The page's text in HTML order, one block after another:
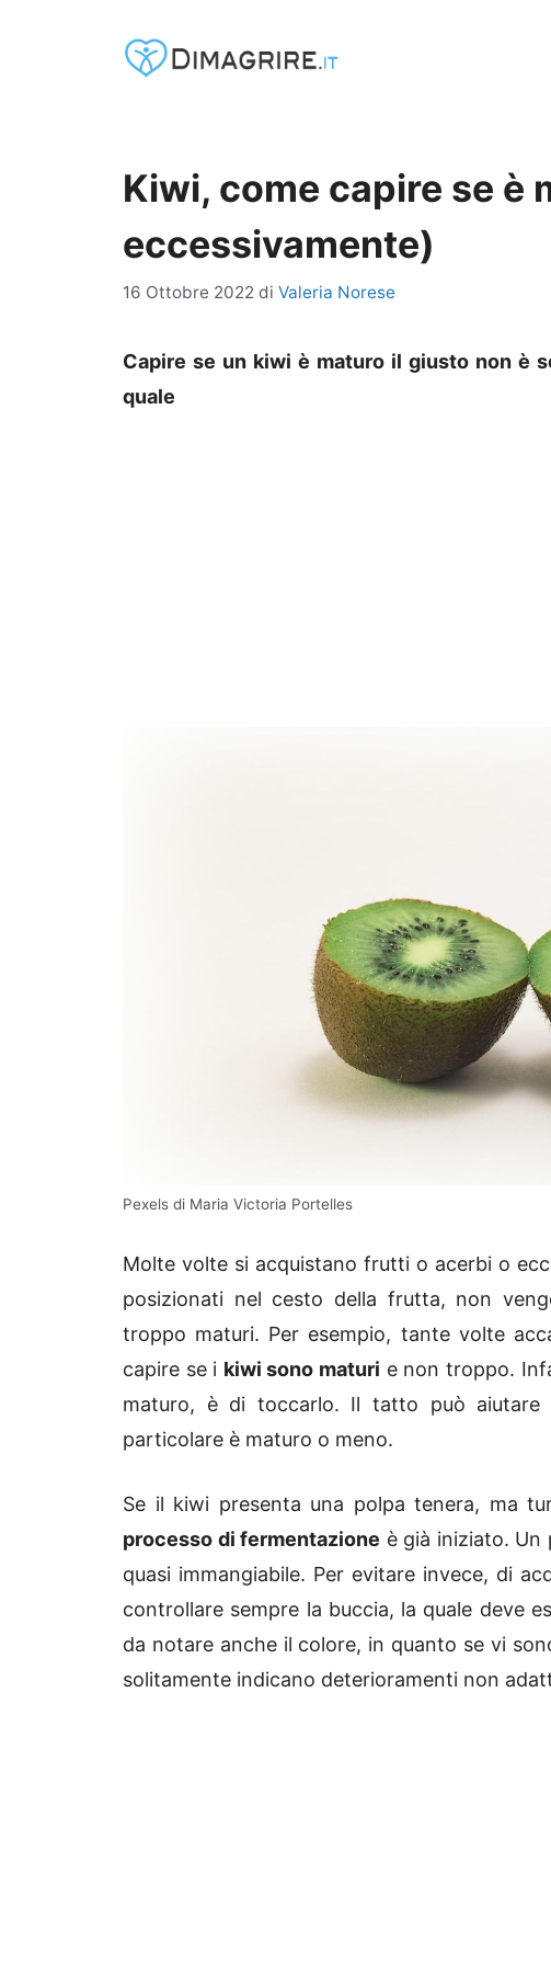
Kiwi, come capire se è
eccessivamente)
16 Ottobre 2022 di Valeria Norese
Capire se un kiwi è maturo il giusto non è
quale
Pexels di Maria Victoria Portelles
Molte volte si acquistano frutti o acerbi o
posizionati nel cesto della frutta, non
troppo maturi. Per esempio, tante volte
capire se i kiwi sono maturi e non troppo.
maturo, è di toccarlo. Il tatto può
particolare è maturo o meno.
Se il kiwi presenta una polpa tenera, ma
processo di fermentazione è già iniziato.
quasi immangiabile. Per evitare invece, di
controllare sempre la buccia, la quale deve
da notare anche il colore, in quanto se vi
solitamente indicano deterioramenti non